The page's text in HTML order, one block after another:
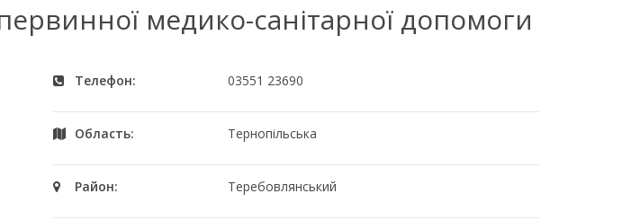
медико-санітарної допомоги
Телефон: 03551 23690
Область: Тернопільська
Район: Теребовлянський